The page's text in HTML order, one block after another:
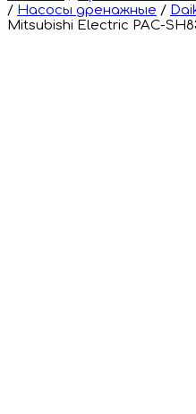
/ Насосы дренажные /
Mitsubishi Electric PAC-